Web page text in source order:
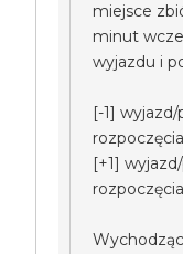
miejsce
minut
wyjazdu i
[-1]
[+1]